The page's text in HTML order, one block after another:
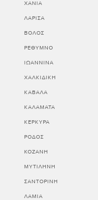
ΧΑΝΙΑ
ΛΑΡΙΣΑ
ΒΟΛΟΣ
ΡΕΘΥΜΝΟ
ΙΩΑΝΝΙΝΑ
ΧΑΛΚΙΔΙΚΗ
ΚΑΒΑΛΑ
ΚΑΛΑΜΑΤΑ
ΚΕΡΚΥΡΑ
ΡΟΔΟΣ
ΚΟΖΑΝΗ
ΜΥΤΙΛΗΝΗ
ΣΑΝΤΟΡΙΝΗ
ΛΑΜΙΑ